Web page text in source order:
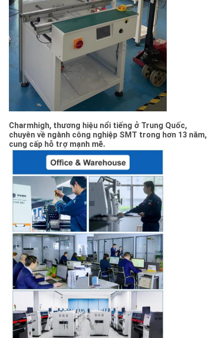
Charmhigh, thương hiệu nổi tiếng ở Trung Quốc,
chuyên về ngành công nghiệp SMT trong hơn 13 năm,
cung cấp hỗ trợ mạnh mẽ.